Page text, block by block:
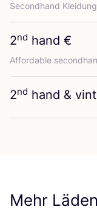
Second­hand Kleidung
2nd hand €
Afforda­ble
2nd hand &
Mehr